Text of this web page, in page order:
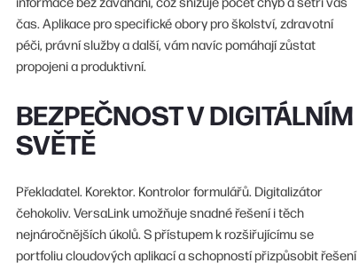
čas. Aplikace pro specifické obory pro školství, zdravotní
péči, právní služby a další, vám navíc pomáhají zůstat
propojeni a produktivní.
BEZPEČNOST V DIGITÁLNÍM
SVĚTĚ
Překladatel. Korektor. Kontrolor formulářů. Digitalizátor
čehokoliv. VersaLink umožňuje snadné řešení i těch
nejnáročnějších úkolů. S přístupem k rozšiřujícímu se
portfoliu cloudových aplikací a schopností přizpůsobit řešení